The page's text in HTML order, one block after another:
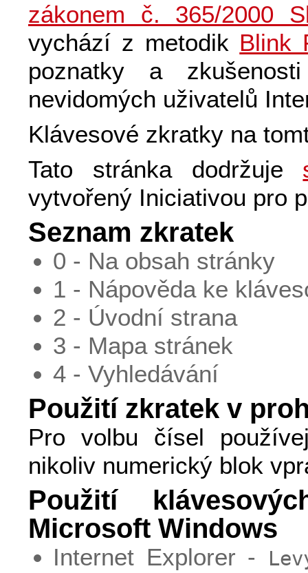
zákonem č. 365/2000
vychází z metodik Blink
poznatky a
nevidomých uživatelů
Klávesové zkratky na
Tato stránka dodržuje
vytvořený Iniciativou pro
Seznam zkratek
0 - Na obsah stránky
1 - Nápověda ke
2 - Úvodní strana
3 - Mapa stránek
4 - Vyhledávání
Použití zkratek v
Pro volbu čísel
nikoliv numerický blok
Použití
Microsoft Windows
Internet Explorer -